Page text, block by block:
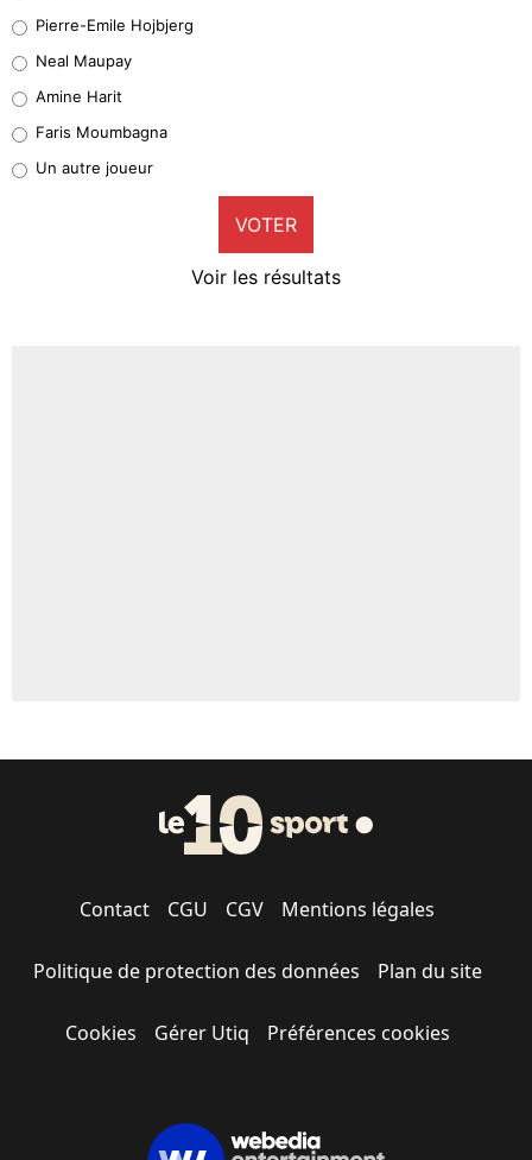
5%
1%
9%
Pierre-Emile Hojbjerg
Neal Maupay
Amine Harit
Faris Moumbagna
Un autre joueur
VOTER
Voir les résultats
Contact CGU CGV Mentions légales
Politique de protection des données Plan du site
Cookies Gérer Utiq Préférences cookies